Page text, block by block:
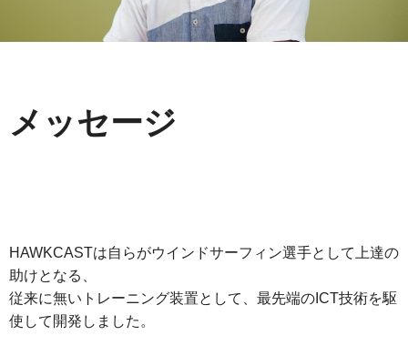
メッセージ
HAWKCASTは自らがウインドサーフィン選手として上達の
助けとなる、
従来に無いトレーニング装置として、最先端のICT技術を駆
使して開発しました。